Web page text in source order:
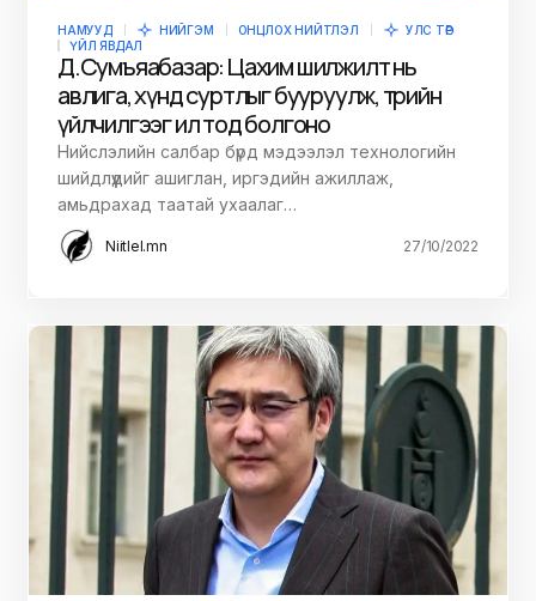
НАМУУД НИЙГЭМ ОНЦЛОХ НИЙТЛЭЛ
УЛС ТӨР
ҮЙЛ ЯВДАЛ
Д.Сумъяабазар: Цахим шилжилт нь
авлига, хүнд суртлыг бууруулж, төрийн
үйлчилгээг ил тод болгоно
Нийслэлийн салбар бүрд мэдээлэл технологийн
шийдлүүдийг ашиглан, иргэдийн ажиллаж,
амьдрахад таатай ухаалаг…
Niitlel.mn 27/10/2022